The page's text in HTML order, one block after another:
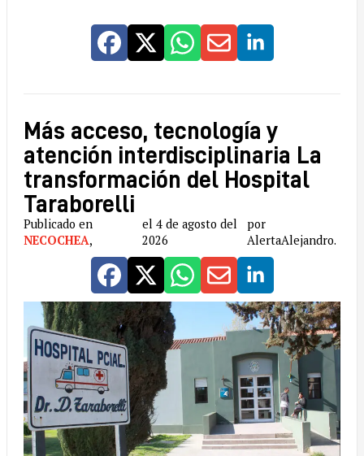
Más acceso, tecnología y
atención interdisciplinaria La
transformación del Hospital
Taraborelli
Publicado en
NECOCHEA,
el 4 de agosto del
2026
por
AlertaAlejandro.